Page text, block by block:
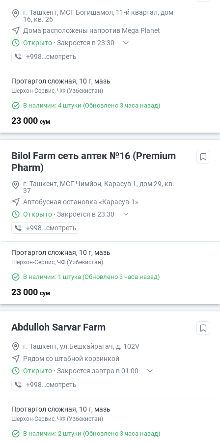
г. Ташкент, МСГ Богишамол, 11-й квартал, дом
16, кв. 26
Дома расположены напротив Mega Planet
Открыто · Закроется в 23:30
+998 (90) XXX-XX-XX
смотреть
Протаргол сложная, 10 г, мазь
Шерхон-Сервис, ЧФ (Узбекистан)
В наличии: 4 штуки (Обновлено 3 часа назад)
23 000 сум
Bilol Farm сеть аптек №16 (Premium
Pharm)
г. Ташкент, МСГ Чимйон, Карасув 1, дом 29, кв.
37
Автобусная остановка «Карасув-1»
Открыто · Закроется в 23:30
+998 (77) XXX-XX-XX
смотреть
Протаргол сложная, 10 г, мазь
Шерхон-Сервис, ЧФ (Узбекистан)
В наличии: 1 штука (Обновлено 3 часа назад)
23 000 сум
Abdulloh Sarvar Farm
г. Ташкент, ул.Бешкайрагач, д. 102V
Рядом со штабной корзинкой
Открыто · Закроется завтра в 01:00
+998 (97) XXX-XX-XX
смотреть
Протаргол сложная, 10 г, мазь
Шерхон-Сервис, ЧФ (Узбекистан)
В наличии: 2 штуки (Обновлено 3 часа назад)